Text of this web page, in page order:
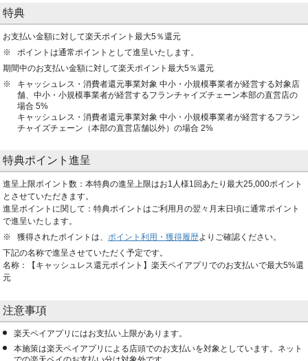
特典
お支払い金額に対して楽天ポイント最大5％還元
ポイントは通常ポイントとして進呈いたします。
期間中のお支払い金額に対して楽天ポイント最大5％還元
キャッシュレス・消費者還元事業対象 中小・小規模事業者が経営する対象店
舗、中小・小規模事業者が経営するフランチャイズチェーン本部の直営店の
場合 5%
キャッシュレス・消費者還元事業対象 中小・小規模事業者が経営するフラン
チャイズチェーン（本部の直営店舗以外）の場合 2%
特典ポイント進呈
進呈上限ポイント数：本特典の進呈上限はお1人様1回あたり最大25,000ポイント
とさせていただきます。
進呈ポイントに関して：特典ポイントはご利用月の翌々月末日頃に通常ポイント
で進呈いたします。
獲得されたポイントは、 ポイント利用・獲得履歴よりご確認ください。
下記の名称で進呈させていただく予定です。
名称：【キャッシュレス還元ポイント】楽天ペイアプリでのお支払いで最大5%還
元
注意事項
楽天ペイアプリにはお支払い上限があります。
本施策は楽天ペイアプリによる店頭でのお支払いを対象としています。ネット